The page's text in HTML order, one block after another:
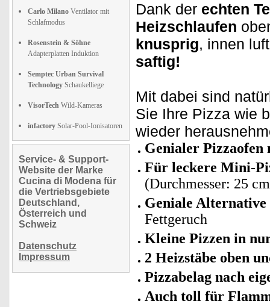
Carlo Milano Ventilator mit
Schlafmodus
Rosenstein & Söhne
Adapterplatten Induktion
Semptec Urban Survival
Technology Schaukelliege
VisorTech Wild-Kameras
infactory Solar-Pool-Ionisatoren
Service- & Support-
Website der Marke
Cucina di Modena für
die Vertriebsgebiete
Deutschland,
Österreich und
Schweiz
Datenschutz
Impressum
Dank der echten
Heizschlaufen
knusprig, innen
saftig!
Mit dabei sind
Sie Ihre Pizza wie
wieder
Genialer Pizzaofen
Für leckere Mini-
(Durchmesser: 25
Geniale Alternative
Fettgeruch
Kleine Pizzen in
2 Heizstäbe oben
Pizzabelag nach
Auch toll für